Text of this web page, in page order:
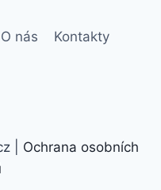
O nás Kontakty
| Ochrana osobních